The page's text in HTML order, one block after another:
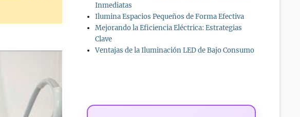
Inmediatas
Ilumina Espacios Pequeños de Forma Efectiva
Mejorando la Eficiencia Eléctrica: Estrategias
Clave
Ventajas de la Iluminación LED de Bajo Consumo